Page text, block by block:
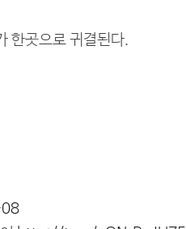
한곳으로 귀결된다.